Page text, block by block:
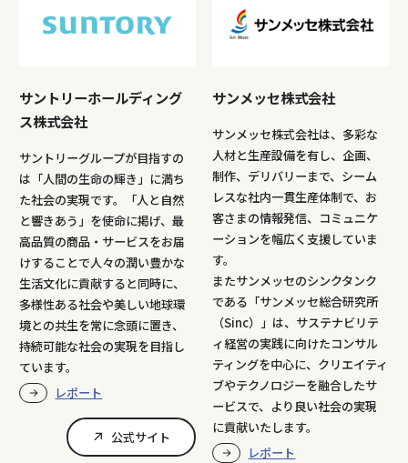
サントリーホールディング
ス株式会社
サントリーグループが目指すの
は「人間の生命の輝き」に満ち
た社会の実現です。「人と自然
と響きあう」を使命に掲げ、最
高品質の商品・サービスをお届
けすることで人々の潤い豊かな
生活文化に貢献すると同時に、
多様性ある社会や美しい地球環
境との共生を常に念頭に置き、
持続可能な社会の実現を目指し
ています。
レポート
公式サイト
サンメッセ株式会社
サンメッセ株式会社は、多彩な
人材と生産設備を有し、企画、
制作、デリバリーまで、シーム
レスな社内一貫生産体制で、お
客さまの情報発信、コミュニケ
ーションを幅広く支援していま
す。
またサンメッセのシンクタンク
である「サンメッセ総合研究所
（Sinc）」は、サステナビリテ
ィ経営の実践に向けたコンサル
ティングを中心に、クリエイティ
ブやテクノロジーを融合したサ
ービスで、より良い社会の実現
に貢献いたします。
レポート